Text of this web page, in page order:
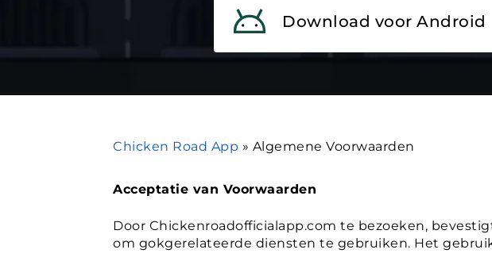
Download voor Android
Chicken Road App » Algemene Voorwaarden
Acceptatie van Voorwaarden
Door Chickenroadofficialapp.com te bezoeken,
om gokgerelateerde diensten te gebruiken. Het